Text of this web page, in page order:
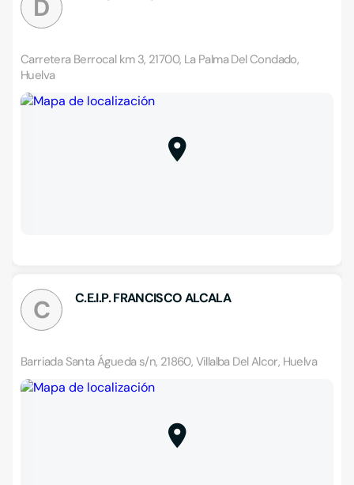
D
Carretera Berrocal km 3, 21700, La Palma Del Condado,
Huelva
C C.E.I.P. FRANCISCO ALCALA
Barriada Santa Águeda s/n, 21860, Villalba Del Alcor, Huelva